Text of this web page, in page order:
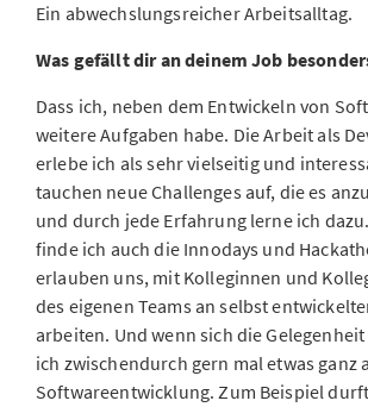
Ein abwechslungsreicher Arbeitsalltag.
Was gefällt dir an deinem Job
Dass ich, neben dem Entwickeln von
weitere Aufgaben habe. Die Arbeit als
erlebe ich als sehr vielseitig und
tauchen neue Challenges auf, die es
und durch jede Erfahrung lerne ich
finde ich auch die Innodays und
erlauben uns, mit Kolleginnen und
des eigenen Teams an selbst
arbeiten. Und wenn sich die
ich zwischendurch gern mal etwas ganz
Softwareentwicklung. Zum Beispiel